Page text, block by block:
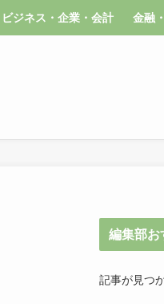
ビジネス・企業・会計 金融
編集部お
記事が見つ